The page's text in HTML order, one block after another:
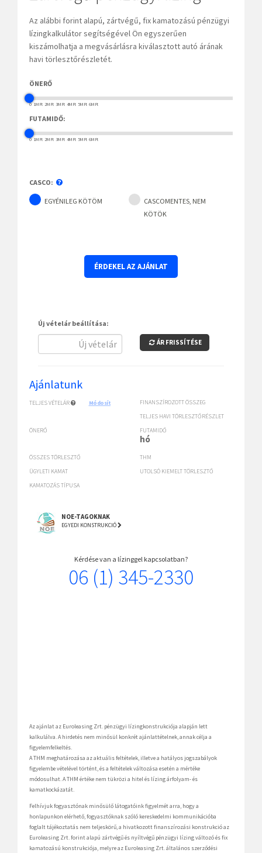
Az alábbi forint alapú, zártvégű, fix kamatozású pénzügyi
lízingkalkulátor segítségével Ön egyszerűen
kiszámolhatja a megvásárlásra kiválasztott autó árának
havi törlesztőrészletét.
ÖNERŐ
0 1MFt 2MFt 3MFt 4MFt 5MFt 6MFt
FUTAMIDŐ:
0 1MFt 2MFt 3MFt 4MFt 5MFt 6MFt
CASCO:
EGYÉNILEG KÖTÖM
CASCOMENTES, NEM
KÖTÖK
ÉRDEKEL AZ AJÁNLAT
Új vételár beállítása:
ÁR FRISSÍTÉSE
Ajánlatunk
Módosít
TELJES VÉTELÁR
FINANSZÍROZOTT ÖSSZEG
TELJES HAVI TÖRLESZTŐRÉSZLET
ÖNERŐ
FUTAMIDŐ
hó
ÖSSZES TÖRLESZTŐ
THM
ÜGYLETI KAMAT
UTOLSÓ KIEMELT TÖRLESZTŐ
KAMATOZÁS TÍPUSA
NOE-TAGOKNAK
EGYEDI KONSTRUKCIÓ
Kérdése van a lízinggel kapcsolatban?
06 (1) 345-2330
Az ajánlat az Euroleasing Zrt. pénzügyi lízingkonstrukciója alapján lett
kalkulálva. A hirdetés nem minősül konkrét ajánlattételnek, annak célja a
figyelemfelkeltés.
A THM meghatározása az aktuális feltételek, illetve a hatályos jogszabályok
figyelembe vételével történt, és a feltételek változása esetén a mértéke
módosulhat. A THM értéke nem tükrözi a hitel és lízing árfolyam- és
kamatkockázatát.
Felhívjuk fogyasztónak minősülő látogatóink figyelmét arra, hogy a
honlapunkon elérhető, fogyasztóknak szóló kereskedelmi kommunikációba
foglalt tájékoztatás nem teljeskörű, a hivatkozott finanszírozási konstrukció az
Euroleasing Zrt. forint alapú zártvégű és nyíltvégű pénzügyi lízing változó és fix
kamatozású konstrukciója, melyre az Euroleasing Zrt. általános szerződési